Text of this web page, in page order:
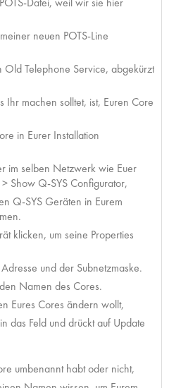
neuen POTS-Line
Telephone Service, abgekürzt
Ihr machen solltet, ist, Euren Core
in Eurer Installation
im selben Netzwerk wie Euer
Show Q-SYS Configurator,
Q-SYS Geräten in Eurem
klicken, um seine Properties
und der Subnetzmaske.
Namen des Cores.
Eures Cores ändern wollt,
das Feld und drückt auf Update
umbenannt habt oder nicht,